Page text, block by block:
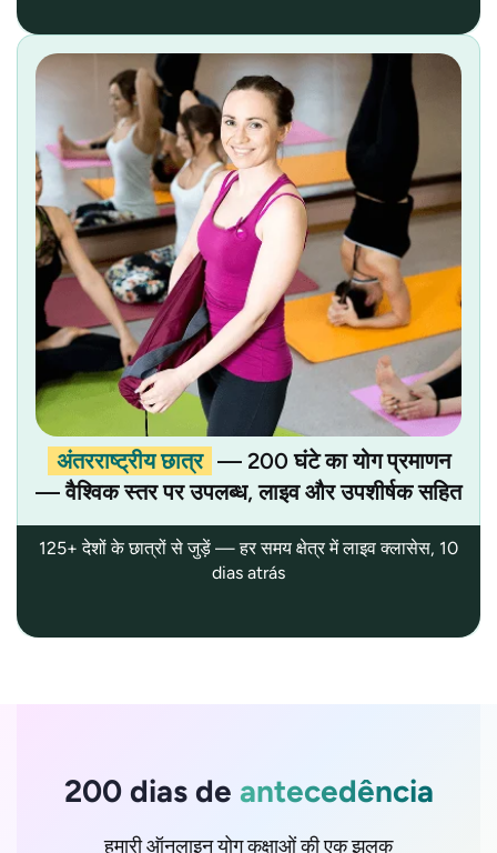
अंतरराष्ट्रीय छात्र — 200 घंटे का योग प्रमाणन
— वैश्विक स्तर पर उपलब्ध, लाइव और उपशीर्षक सहित
125+ देशों के छात्रों से जुड़ें — हर समय क्षेत्र में लाइव क्लासेस, 10
dias atrás
200 dias de antecedência
हमारी ऑनलाइन योग कक्षाओं की एक झलक